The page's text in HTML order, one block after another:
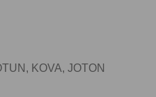
KOVA, JOTON